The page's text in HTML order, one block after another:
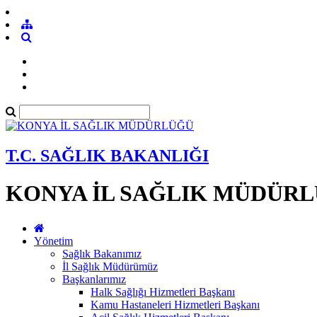
T.C. SAĞLIK BAKANLIĞI
KONYA İL SAĞLIK
Yönetim
Sağlık Bakanımız
İl Sağlık Müdürümüz
Başkanlarımız
Halk Sağlığı Hizmetleri Başkanı
Kamu Hastaneleri Hizmetleri Başkanı